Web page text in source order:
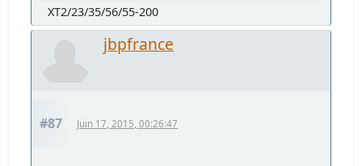
XT2/23/35/56/55-200
jbpfrance
#87 Juin 17, 2015, 00:26:47